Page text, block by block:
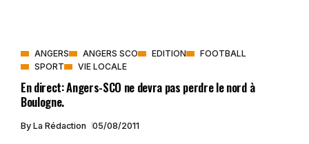
ANGERS ANGERS SCO EDITION
FOOTBALL
SPORT
VIE LOCALE
En direct: Angers-SCO ne devra pas perdre le nord à
Boulogne.
By La Rédaction 05/08/2011